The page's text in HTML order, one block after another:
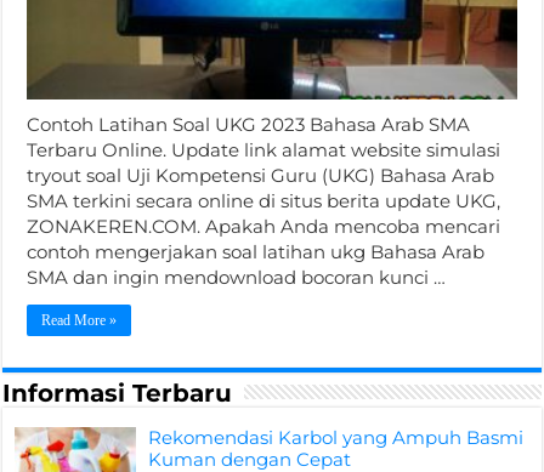
Contoh Latihan Soal UKG 2023 Bahasa Arab SMA
Terbaru Online. Update link alamat website simulasi
tryout soal Uji Kompetensi Guru (UKG) Bahasa Arab
SMA terkini secara online di situs berita update UKG,
ZONAKEREN.COM. Apakah Anda mencoba mencari
contoh mengerjakan soal latihan ukg Bahasa Arab
SMA dan ingin mendownload bocoran kunci …
Read More »
Informasi Terbaru
Rekomendasi Karbol yang Ampuh Basmi
Kuman dengan Cepat